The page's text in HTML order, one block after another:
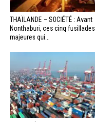
THAÏLANDE – SOCIÉTÉ : Avant
Nonthaburi, ces cinq fusillades
majeures qui...